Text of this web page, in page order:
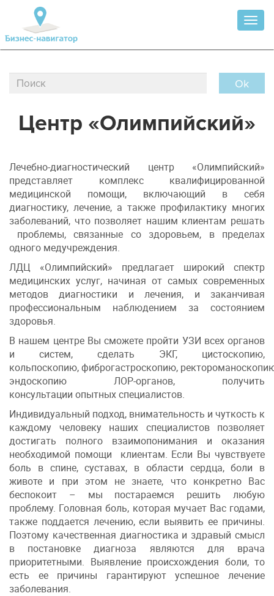
Ok
Центр «Олимпийский»
Лечебно-диагностический центр «Олимпийский»
представляет комплекс квалифицированной
медицинской помощи, включающий в себя
диагностику, лечение, а также профилактику многих
заболеваний, что позволяет нашим клиентам решать
проблемы, связанные со здоровьем, в пределах
одного медучреждения.
ЛДЦ «Олимпийский» предлагает широкий спектр
медицинских услуг, начиная от самых современных
методов диагностики и лечения, и заканчивая
профессиональным наблюдением за состоянием
здоровья.
В нашем центре Вы сможете пройти УЗИ всех органов
и систем, сделать ЭКГ, цистоскопию,
кольпоскопию, фиброгастроскопию,
эндоскопию ЛОР-органов, получить
консультации опытных специалистов.
Индивидуальный подход, внимательность и чуткость к
каждому человеку наших специалистов позволяет
достигать полного взаимопонимания и оказания
необходимой помощи клиентам. Если Вы чувствуете
боль в спине, суставах, в области сердца, боли в
животе и при этом не знаете, что конкретно Вас
беспокоит – мы постараемся решить любую
проблему. Головная боль, которая мучает Вас годами,
также поддается лечению, если выявить ее причины.
Поэтому качественная диагностика и здравый смысл
в постановке диагноза являются для врача
приоритетными. Выявление происхождения боли, то
есть ее причины гарантируют успешное лечение
заболевания.